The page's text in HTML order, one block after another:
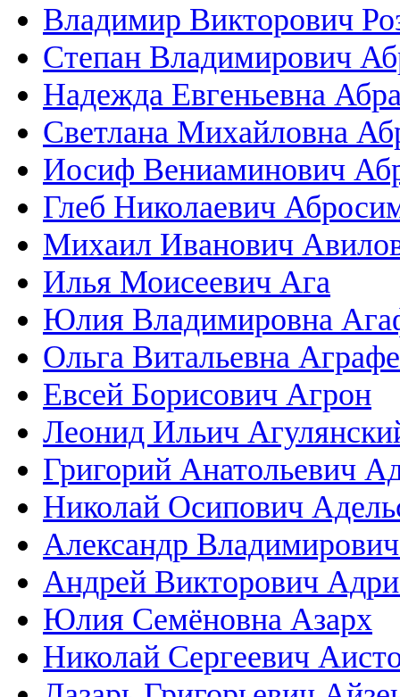
Владимир Викторович
Степан Владимирович
Надежда Евгеньевна
Светлана Михайловна
Иосиф Вениаминович
Глеб Николаевич
Михаил Иванович
Илья Моисеевич Ага
Юлия Владимировна
Ольга Витальевна
Евсей Борисович Агрон
Леонид Ильич
Григорий Анатольевич
Николай Осипович
Александр
Андрей Викторович
Юлия Семёновна Азарх
Николай Сергеевич